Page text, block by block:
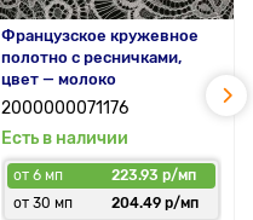
Французское кружевное
полотно с ресничками,
цвет — молоко
2000000071176
Есть в наличии
от 6 мп
223.93 р/мп
от 30 мп
204.49 р/мп